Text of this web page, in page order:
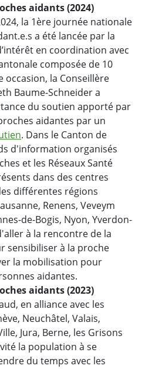
aidants (2024)
la 1ère journée nationale
a été lancée par la
en coordination avec
composée de 10
occasion, la Conseillère
Baume-Schneider a
du soutien apporté par
aidantes par un
. Dans le Canton de
d'information organisés
et les Réseaux Santé
dans des centres
différentes régions
Renens, Veveym
de-Bogis, Nyon, Yverdon-
à la rencontre de la
sensibiliser à la proche
la mobilisation pour
aidantes.
aidants (2023)
en alliance avec les
Neuchâtel, Valais,
Jura, Berne, les Grisons
la population à se
du temps avec les